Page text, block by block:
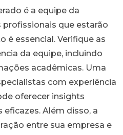
é a equipe da
profissionais que estarão
é essencial. Verifique as
da equipe, incluindo
acadêmicas. Uma
com experiência
oferecer insights
Além disso, a
entre sua empresa e